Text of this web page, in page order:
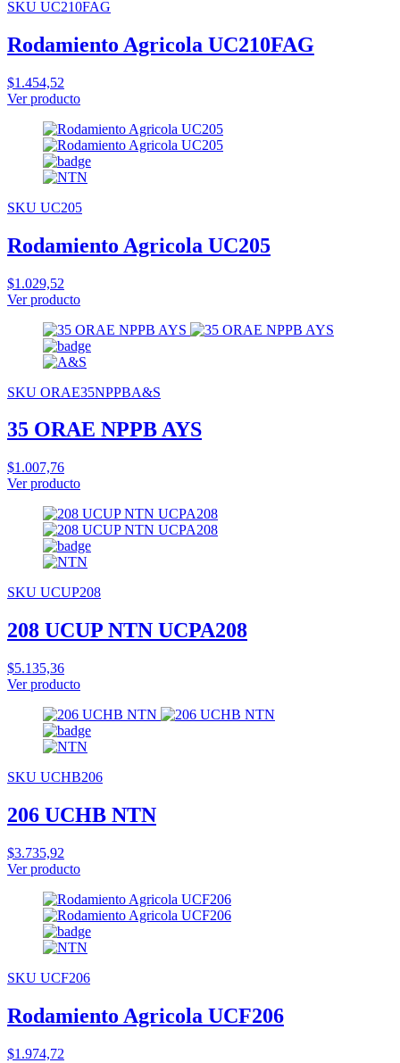
SKU UC210FAG
Rodamiento Agricola UC210FAG
$1.454,52
Ver producto
SKU UC205
Rodamiento Agricola UC205
$1.029,52
Ver producto
SKU ORAE35NPPBA&S
35 ORAE NPPB AYS
$1.007,76
Ver producto
SKU UCUP208
208 UCUP NTN UCPA208
$5.135,36
Ver producto
SKU UCHB206
206 UCHB NTN
$3.735,92
Ver producto
SKU UCF206
Rodamiento Agricola UCF206
$1.974,72